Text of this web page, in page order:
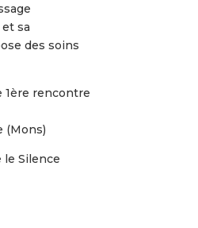
sa
des soins
1ère rencontre
(Mons)
le Silence